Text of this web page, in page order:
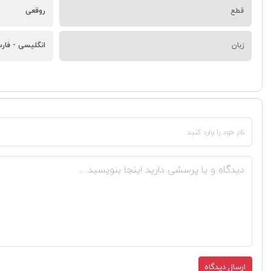
قطع روقعی
زبان انگلیسی -
ارسال دیدگاه